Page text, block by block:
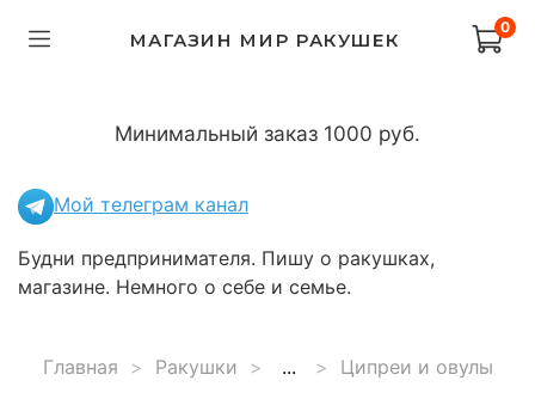
МАГАЗИН МИР РАКУШЕК
0
Минимальный заказ 1000 руб.
Мой телеграм канал
Будни предпринимателя. Пишу о ракушках,
магазине. Немного о себе и семье.
Главная Ракушки ... Ципреи и овулы